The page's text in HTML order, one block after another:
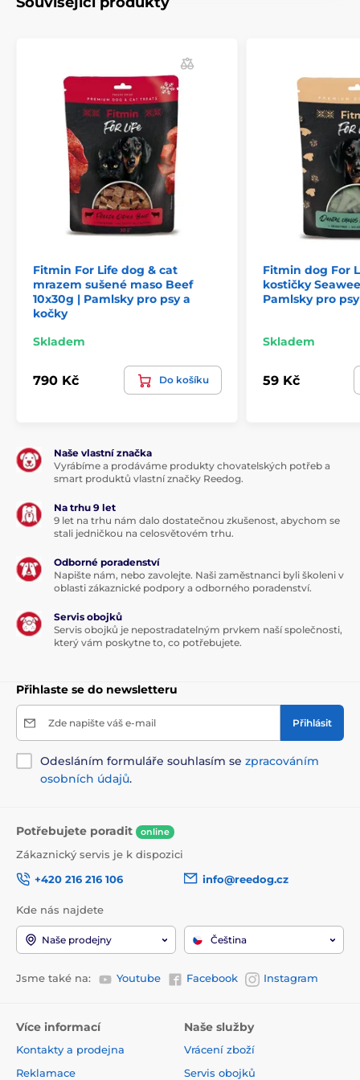
nahrazovat plnohodnotné krmivo.
Technické specifikace se mohou změnit bez
výslovného upozornění. Obrázky mají pouze
ilustrativní charakter.
Fitmin For Life dog & cat
mrazem sušené maso Beef
10x30g | Pamlsky pro psy a
kočky
Skladem
790 Kč Do košíku
Fitmin dog For
kostičky
Pamlsky pro psy
Skladem
59 Kč
Naše vlastní značka
Vyrábíme a prodáváme produkty chovatelských potřeb a
smart produktů vlastní značky Reedog.
Na trhu 9 let
9 let na trhu nám dalo dostatečnou zkušenost, abychom se
stali jedničkou na celosvětovém trhu.
Odborné poradenství
Napište nám, nebo zavolejte. Naši zaměstnanci byli školeni v
oblasti zákaznické podpory a odborného poradenství.
Servis obojků
Servis obojků je nepostradatelným prvkem naší společnosti,
který vám poskytne to, co potřebujete.
Přihlaste se do newsletteru
Zde napište váš e-mail Přihlásit
Odesláním formuláře souhlasím se zpracováním
osobních údajů.
Potřebujete poradit online
Zákaznický servis je k dispozici
+420 216 216 106
info@reedog.cz
Kde nás najdete
Naše prodejny Čeština
Jsme také na: Youtube Facebook Instagram
Více informací
Kontakty a prodejna
Reklamace
Naše služby
Vrácení zboží
Servis obojků